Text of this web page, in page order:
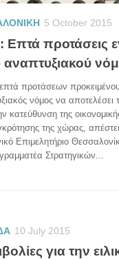
5 October 2015
προτάσεις
αναπτυξιακού
προτάσεων
νόμος να αποτελέσει
κατεύθυνση της
της χώρας,
Επιμελητήριο
Στρατηγικών...
10 July 2015
για την